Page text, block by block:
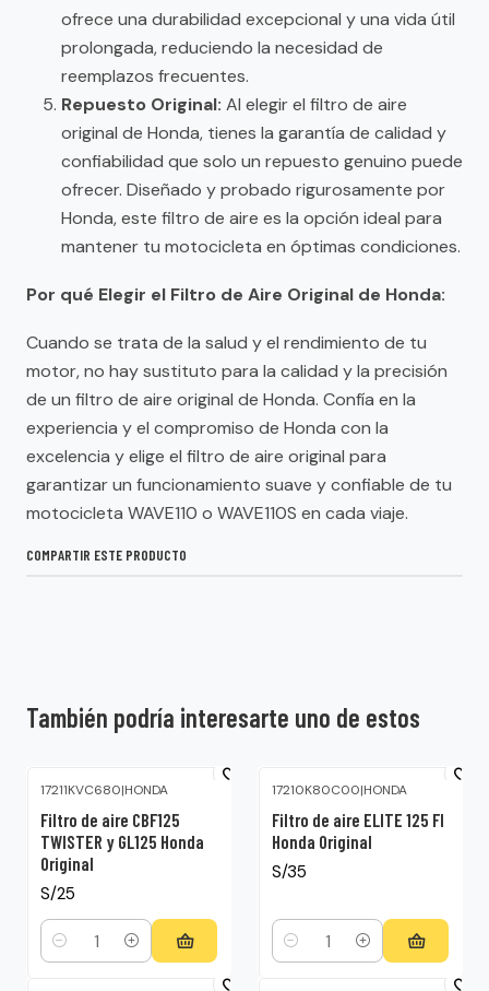
ofrece una durabilidad excepcional y una vida útil
prolongada, reduciendo la necesidad de
reemplazos frecuentes.
Repuesto Original: Al elegir el filtro de aire
original de Honda, tienes la garantía de calidad y
confiabilidad que solo un repuesto genuino puede
ofrecer. Diseñado y probado rigurosamente por
Honda, este filtro de aire es la opción ideal para
mantener tu motocicleta en óptimas condiciones.
Por qué Elegir el Filtro de Aire Original de Honda:
Cuando se trata de la salud y el rendimiento de tu
motor, no hay sustituto para la calidad y la precisión
de un filtro de aire original de Honda. Confía en la
experiencia y el compromiso de Honda con la
excelencia y elige el filtro de aire original para
garantizar un funcionamiento suave y confiable de tu
motocicleta WAVE110 o WAVE110S en cada viaje.
COMPARTIR ESTE PRODUCTO
También podría interesarte uno de estos
17211KVC680|HONDA
Filtro de aire CBF125
TWISTER y GL125 Honda
Original
S/25
Cantidad
17210K80C00|HONDA
Filtro de aire ELITE 125 FI
Honda Original
S/35
Cantidad